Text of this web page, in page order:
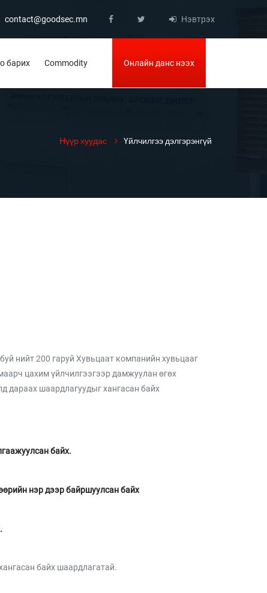
contact@goodsec.mn Нэвтрэх
барих Commodity Онлайн данс нээх
Нүүр хуудас Үйлчилгээ дэлгэрэнгүй
нийт 200 гаруй Хувьцаат компанийн хувьцааг
цахим үйлчилгээгээр дамжуулан өгөх
дараах шаардлагуудыг хангасан байх
байх.
нэр дээр байршуулсан байх
байх шаардлагатай.